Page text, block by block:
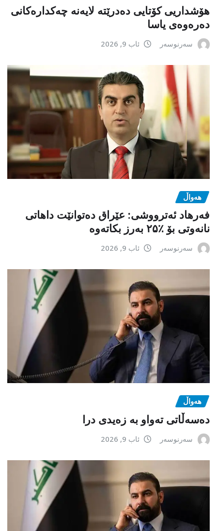
هۆشداریی کۆتایی دەدرێتە لایەنە چەکدارەکانی
دەرەوەی یاسا
سەرنوسەر ئاب 9, 2026
هەواڵ
فەرهاد ئەترووشی: عێراق دەتوانێت داهاتی
نانەوتی بۆ ٪۲۵ بەرز بکاتەوە
سەرنوسەر ئاب 9, 2026
هەواڵ
دەسەڵاتی تەواو بە زەیدی درا
سەرنوسەر ئاب 9, 2026